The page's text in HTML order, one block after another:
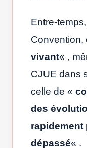
Entre-
Convention,
vivant« ,
CJUE dans
celle de «
des
rapidement
dépassé« .